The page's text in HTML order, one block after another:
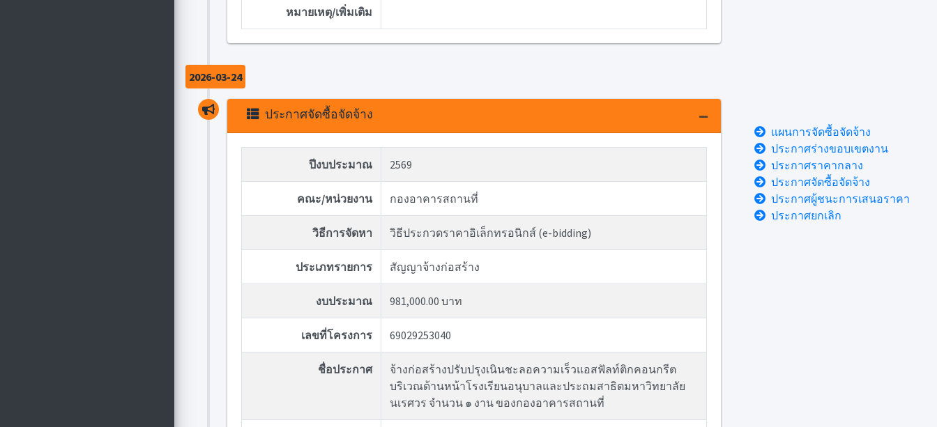
หมายเหตุ/เพิ่มเติม
2026-03-24
ประกาศจัดซื้อจัดจ้าง
ปีงบประมาณ 2569
คณะ/หน่วยงาน กองอาคารสถานที่
วิธีการจัดหา วิธีประกวดราคาอิเล็กทรอนิกส์ (e-bidding)
ประเภทรายการ สัญญาจ้างก่อสร้าง
งบประมาณ 981,000.00 บาท
เลขที่โครงการ 69029253040
ชื่อประกาศ
จ้างก่อสร้างปรับปรุงเนินชะลอความเร็วแอสฟัลท์ติกคอนกรีต
บริเวณด้านหน้าโรงเรียนอนุบาลและประถมสาธิตมหาวิทยาลัย
นเรศวร จำนวน ๑ งาน ของกองอาคารสถานที่
แผนการจัดซื้อจัดจ้าง
ประกาศร่างขอบเขตงาน
ประกาศราคากลาง
ประกาศจัดซื้อจัดจ้าง
ประกาศผู้ชนะการเสนอราคา
ประกาศยกเลิก